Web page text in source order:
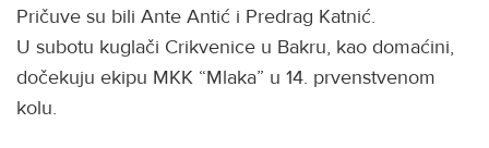
Pričuve su bili Ante Antić i Predrag Katnić.
U subotu kuglači Crikvenice u Bakru, kao domaćini,
dočekuju ekipu MKK “Mlaka” u 14. prvenstvenom
kolu.